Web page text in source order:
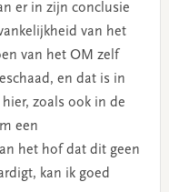
er in zijn conclusie
van het
van het OM zelf
en dat is in
zoals ook in de
een
het hof dat dit geen
kan ik goed